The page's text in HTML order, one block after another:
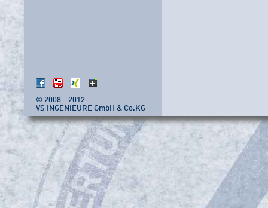
© 2008 - 2012
VS INGENIEURE GmbH & Co.KG